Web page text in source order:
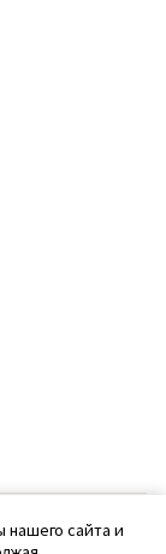
сайта и